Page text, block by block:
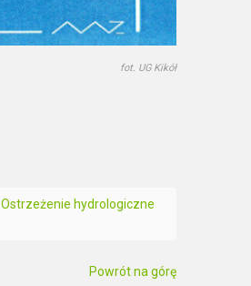
fot. UG Kikół
Ostrzeżenie hydrologiczne
Powrót na górę